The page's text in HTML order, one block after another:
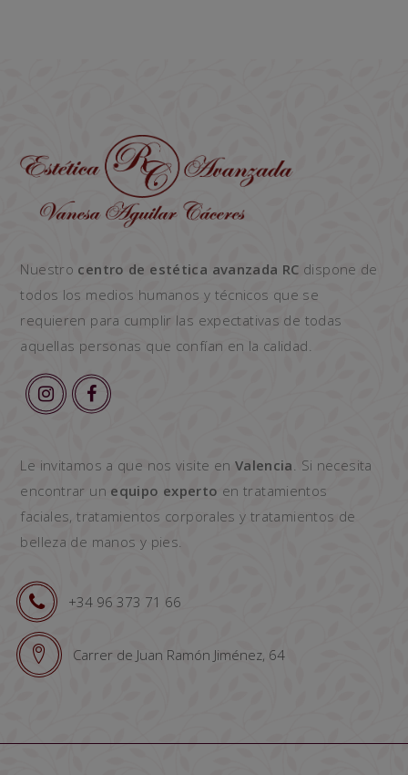
Nuestro centro de estética avanzada RC dispone de
todos los medios humanos y técnicos que se
requieren para cumplir las expectativas de todas
aquellas personas que confían en la calidad.
Le invitamos a que nos visite en Valencia. Si necesita
encontrar un equipo experto en tratamientos
faciales, tratamientos corporales y tratamientos de
belleza de manos y pies.
+34 96 373 71 66
Carrer de Juan Ramón Jiménez, 64